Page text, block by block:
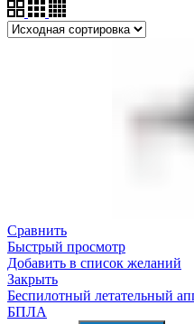
Сравнить
Быстрый просмотр
Добавить в список желаний
Закрыть
Беспилотный летательный
БПЛА